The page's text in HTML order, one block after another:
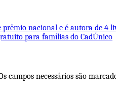
prêmio nacional e é autora de 4
para famílias do CadÚnico
campos necessários são